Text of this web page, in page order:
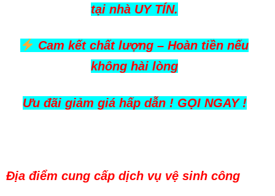
tại nhà UY TÍN.
Cam kết chất lượng – Hoàn tiền nếu
không hài lòng
Ưu đãi giảm giá hấp dẫn ! GỌI NGAY !
Địa điểm cung cấp dịch vụ vệ sinh công